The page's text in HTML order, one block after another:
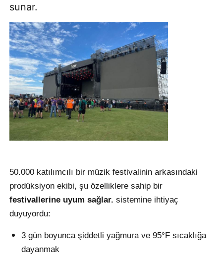
VR Gösterisi
Hakkımızda
Fabrika turu
Kalite kontrolü
Bize Ulaşın
Haberler
Durumlar
sunar.
50.000 katılımcılı bir müzik festivalinin arkasındaki
prodüksiyon ekibi, şu özelliklere sahip bir
festivallerine uyum sağlar. sistemine ihtiyaç
duyuyordu:
3 gün boyunca şiddetli yağmura ve 95°F sıcaklığa
dayanmak